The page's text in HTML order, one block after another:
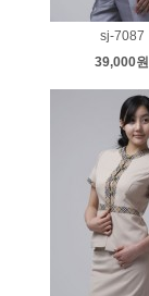
sj-7087
39,000원